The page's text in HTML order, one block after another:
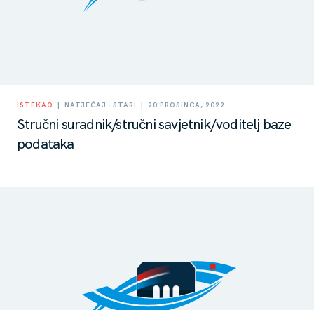
ISTEKAO | NATJEČAJ - STARI | 20 PROSINCA, 2022
Stručni suradnik/stručni savjetnik/voditelj baze
podataka